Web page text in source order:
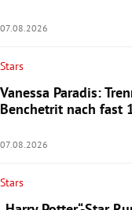
07.08.2026
Stars
Vanessa Paradis:
Benchetrit nach fast
07.08.2026
Stars